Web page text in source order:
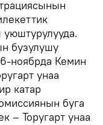
бузулушу
ноябрда Кемин
унаа
катар
буга
– Торугарт унаа